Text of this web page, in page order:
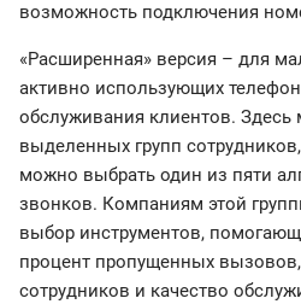
возможность подключения
«Расширенная» версия – для
активно использующих
обслуживания клиентов. Здесь
выделенных групп
можно выбрать один из пяти
звонков. Компаниям этой
выбор инструментов,
процент пропущенных
сотрудников и качество